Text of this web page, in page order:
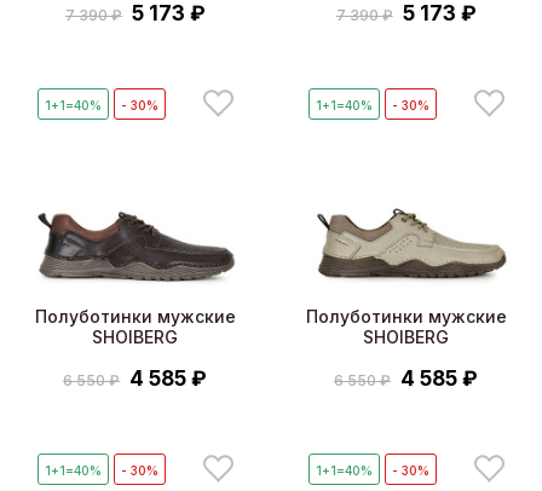
7 390 ₽ 5 173 ₽ 7 390 ₽ 5 173 ₽
1+1=40% - 30%
Полуботинки мужские
SHOIBERG
6 550 ₽ 4 585 ₽
1+1=40% - 30%
Полуботинки мужские
SHOIBERG
6 550 ₽ 4 585 ₽
1+1=40% - 30% 1+1=40% - 30%